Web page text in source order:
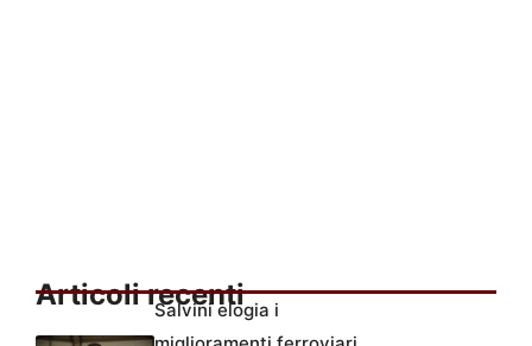
Articoli recenti
Salvini elogia i